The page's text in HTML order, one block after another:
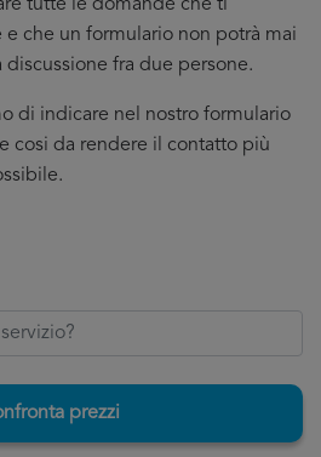
tutte le domande che ti
che un formulario non potrà mai
discussione fra due persone.
di indicare nel nostro formulario
cosi da rendere il contatto più
prezzi